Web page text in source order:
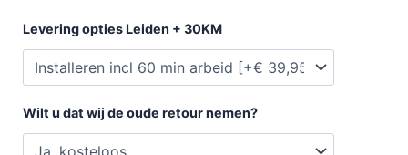
Levering opties Leiden + 30KM
Wilt u dat wij de oude retour nemen?